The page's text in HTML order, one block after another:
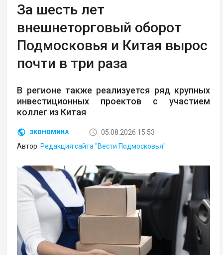
За шесть лет
внешнеторговый оборот
Подмосковья и Китая вырос
почти в три раза
В регионе также реализуется ряд крупных
инвестиционных проектов с участием
коллег из Китая
ЭКОНОМИКА
05.08.2026 15:53
Автор: Редакция сайта "Вести Подмосковья"